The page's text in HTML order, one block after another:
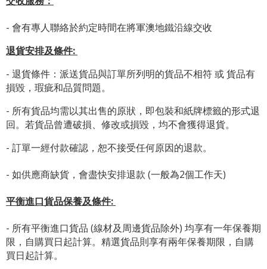
- 會有專人聯絡於約定時間在將軍澳地鐵沿線交收
退貨安排及條件:
- 退貨條件：派送貨品與訂單所列明的貨品不相符 或 貨品有
損毀，瑕疵和品質問題。
- 所有貨品均需以其出售的原狀，即包裝和紙牌標籤的形式退
回。若貨品曾遭破損、修改或損毀，均不會獲得退貨。
- 訂單一經付款確認，恕不接受任何原因的退款。
- 如供應商缺貨，會盡快安排退款 (一般為2個工作天)
平衡進口貨品保養及條件:
- 所有平衡進口貨品 (線材及周邊貨品除外) 均享有一年保養期
限，自購買日起計算。精選貨品則享有兩年保養期限，自購
買日起計算。